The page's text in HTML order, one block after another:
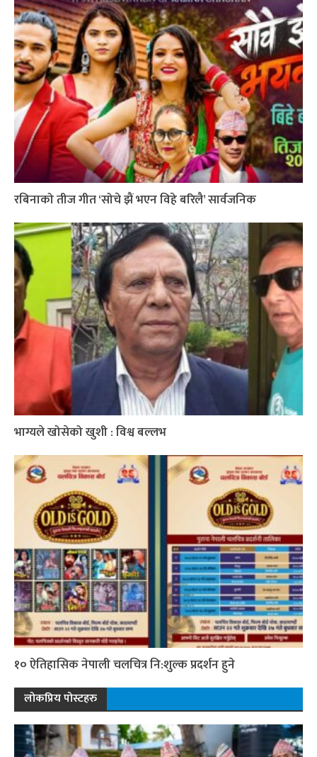
रबिनाको तीज गीत ‘सोचे झैं भएन विहे बरिलै’ सार्वजनिक
भाग्यले खोसेको खुशी : विश्व बल्लभ
१० ऐतिहासिक नेपाली चलचित्र नि:शुल्क प्रदर्शन हुने
लोकप्रिय पोस्टहरु